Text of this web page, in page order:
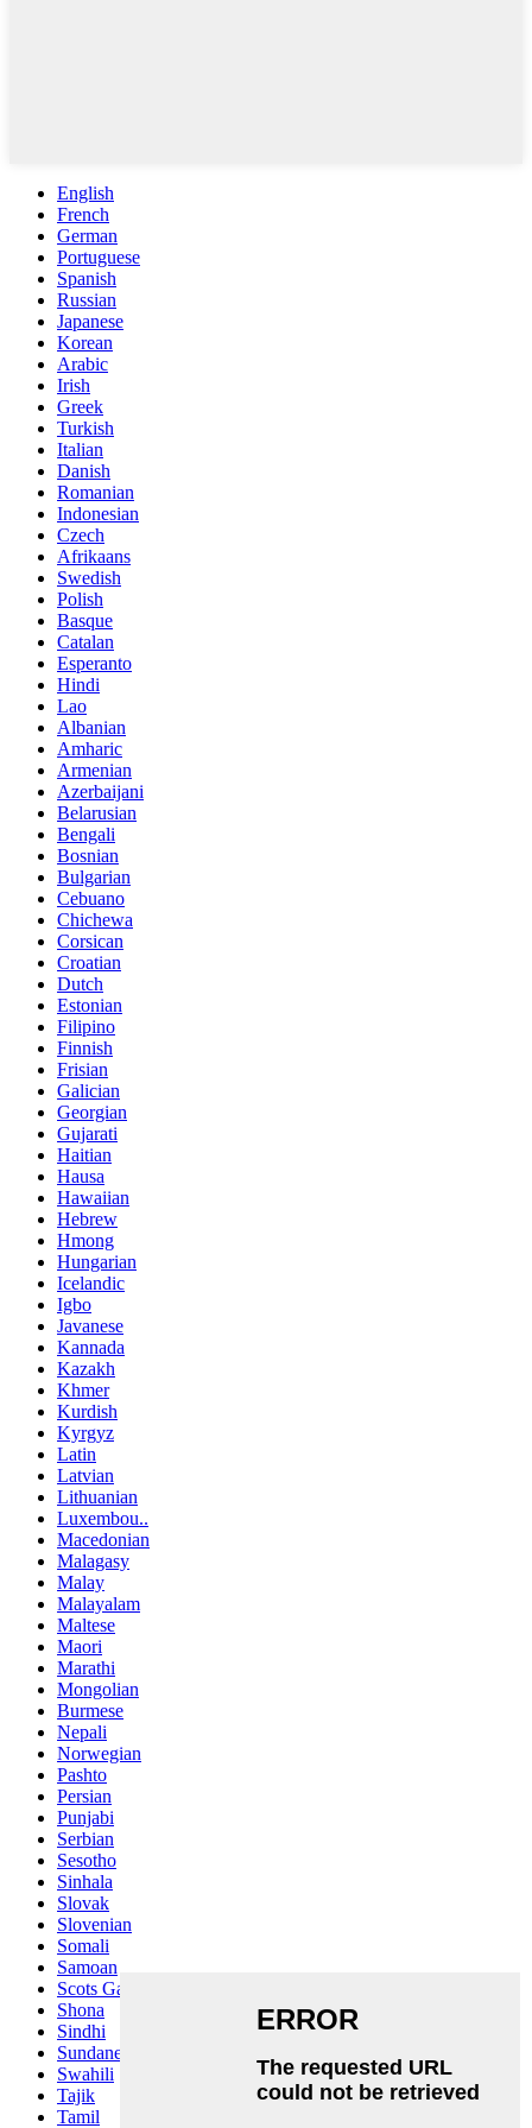
English
French
German
Portuguese
Spanish
Russian
Japanese
Korean
Arabic
Irish
Greek
Turkish
Italian
Danish
Romanian
Indonesian
Czech
Afrikaans
Swedish
Polish
Basque
Catalan
Esperanto
Hindi
Lao
Albanian
Amharic
Armenian
Azerbaijani
Belarusian
Bengali
Bosnian
Bulgarian
Cebuano
Chichewa
Corsican
Croatian
Dutch
Estonian
Filipino
Finnish
Frisian
Galician
Georgian
Gujarati
Haitian
Hausa
Hawaiian
Hebrew
Hmong
Hungarian
Icelandic
Igbo
Javanese
Kannada
Kazakh
Khmer
Kurdish
Kyrgyz
Latin
Latvian
Lithuanian
Luxembou..
Macedonian
Malagasy
Malay
Malayalam
Maltese
Maori
Marathi
Mongolian
Burmese
Nepali
Norwegian
Pashto
Persian
Punjabi
Serbian
Sesotho
Sinhala
Slovak
Slovenian
Somali
Samoan
Scots Gaelic
Shona
Sindhi
Sundanese
Swahili
Tajik
Tamil